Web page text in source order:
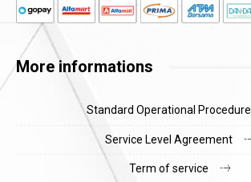
More informations
Standard Operational Procedure
Service Level Agreement
Term of service